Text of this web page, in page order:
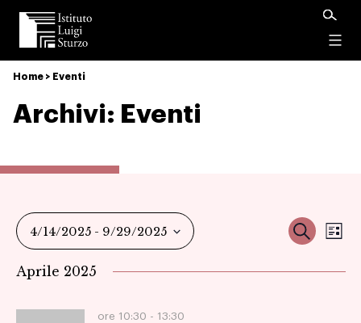
Istituto
Luigi
Sturzo
Home > Eventi
Archivi: Eventi
Cerca
4/14/2025 - 9/29/2025
la
Aprile 2025
ore 10:30 - 13:30